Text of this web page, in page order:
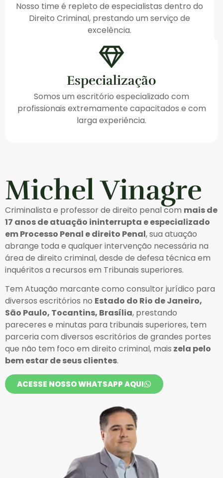
Nosso time é repleto de especialistas dentro do
Direito Criminal, prestando um serviço de
excelência.
Especialização
Somos um escritório especializado com
profissionais extremamente capacitados e com
larga experiência.
Michel Vinagre
Criminalista e professor de direito penal com mais de
17 anos de atuação ininterrupta e especializado
em Processo Penal e direito Penal, sua atuação
abrange toda e qualquer intervenção necessária na
área de direito criminal, desde de defesa técnica em
inquéritos a recursos em Tribunais superiores.
Tem Atuação marcante como consultor jurídico para
diversos escritórios no Estado do Rio de Janeiro,
São Paulo, Tocantins, Brasília, prestando
pareceres e minutas para tribunais superiores, tem
parceria com diversos escritórios de grandes portes
que não tem foco em direito criminal, mais zela pelo
bem estar de seus clientes.
ACESSE NOSSO WHATSAPP AQUI